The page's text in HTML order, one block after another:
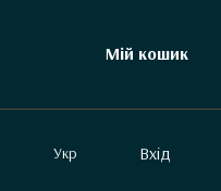
Мій кошик
Укр Вхід